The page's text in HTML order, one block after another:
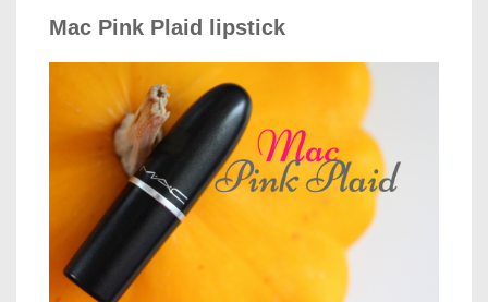
Mac Pink Plaid lipstick